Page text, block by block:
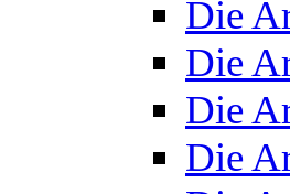
Die
Die
Die
Die